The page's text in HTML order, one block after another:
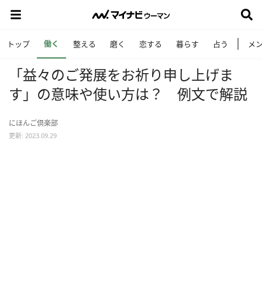
トップ 働く 整える 磨く 恋する 暮らす 占う メ
「益々のご発展をお祈り申し上げま
す」の意味や使い方は？ 例文で解説
にほんご倶楽部
更新: 2023.09.29